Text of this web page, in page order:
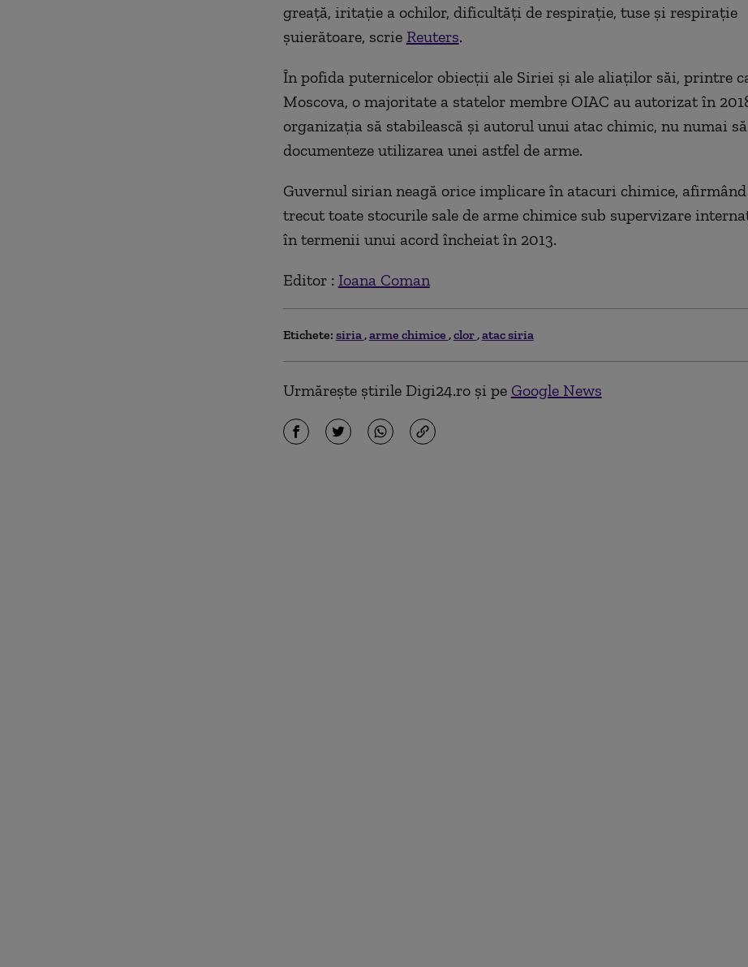
greață, iritație a ochilor, dificultăți de respirație, tuse și respirație
șuierătoare, scrie Reuters.
În pofida puternicelor obiecţii ale Siriei şi ale aliaţilor săi, printre
Moscova, o majoritate a statelor membre OIAC au autorizat în
organizaţia să stabilească şi autorul unui atac chimic, nu numai să
documenteze utilizarea unei astfel de arme.
Guvernul sirian neagă orice implicare în atacuri chimice, afirmând
trecut toate stocurile sale de arme chimice sub supervizare
în termenii unui acord încheiat în 2013.
Editor : Ioana Coman
Etichete: siria arme chimice clor atac siria
Urmărește știrile Digi24.ro și pe Google News